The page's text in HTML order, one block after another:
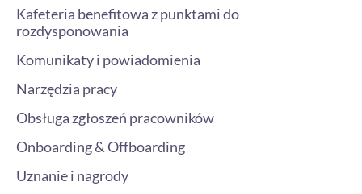
Kafeteria benefitowa z punktami do
rozdysponowania
Komunikaty i powiadomienia
Narzędzia pracy
Obsługa zgłoszeń pracowników
Onboarding & Offboarding
Uznanie i nagrody